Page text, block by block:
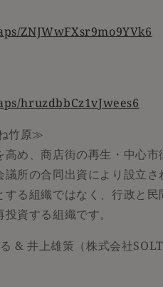
ZNJWwFXsr9mo9YVk6
hruzdbbCz1vJwees6
竹原≫
高め、商店街の再生・中心
議所の合同出資により設立
る組織ではなく、行政と
資する組織です。
& 井上雄策（株式会社